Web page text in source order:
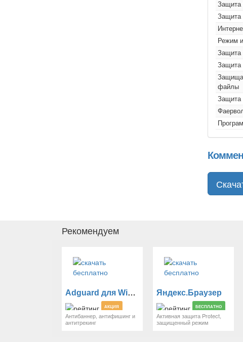
Защита
Защита
Режим
Защита
Защита
файлы
Защита
Рекомендуем
Adguard для Windows
АКЦИЯ
Антибаннер, антифишинг и
антитрекинг
Яндекс.Браузер
БЕСПЛАТНО
Активная защита Protect,
защищенный режим